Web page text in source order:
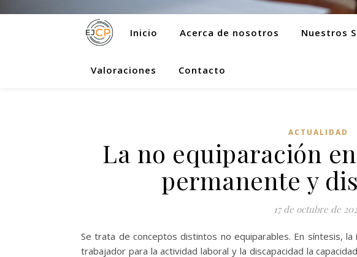
Inicio Acerca de nosotros Nuestros
Valoraciones Contacto
ACTUALIDAD
La no equiparación
permanente y
17 de octubre de
Se trata de conceptos distintos no equiparables. En síntesis, la
trabajador para la actividad laboral y la discapacidad la